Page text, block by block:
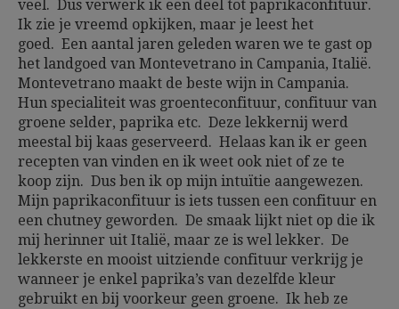
veel. Dus verwerk ik een deel tot paprikaconfituur.
Ik zie je vreemd opkijken, maar je leest het
goed. Een aantal jaren geleden waren we te gast op
het landgoed van Montevetrano in Campania, Italië.
Montevetrano maakt de beste wijn in Campania.
Hun specialiteit was groenteconfituur, confituur van
groene selder, paprika etc. Deze lekkernij werd
meestal bij kaas geserveerd. Helaas kan ik er geen
recepten van vinden en ik weet ook niet of ze te
koop zijn. Dus ben ik op mijn intuïtie aangewezen.
Mijn paprikaconfituur is iets tussen een confituur en
een chutney geworden. De smaak lijkt niet op die ik
mij herinner uit Italië, maar ze is wel lekker. De
lekkerste en mooist uitziende confituur verkrijg je
wanneer je enkel paprika’s van dezelfde kleur
gebruikt en bij voorkeur geen groene. Ik heb ze